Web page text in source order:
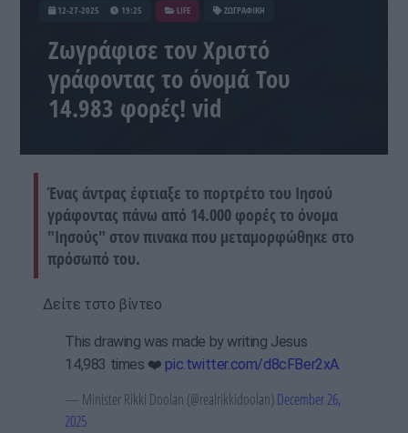
12-27-2025 19:25 LIFE ΖΩΓΡΑΦΙΚΗ
Ζωγράφισε τον Χριστό
γράφοντας το όνομά Του
14.983 φορές! vid
Ένας άντρας έφτιαξε το πορτρέτο του Ιησού
γράφοντας πάνω από 14.000 φορές το όνομα
"Ιησούς" στον πινακα που μεταμορφώθηκε στο
πρόσωπό του.
Δείτε τστο βίντεο
This drawing was made by writing Jesus
14,983 times ❤️ pic.twitter.com/d8cFBer2xA
— Minister Rikki Doolan (@realrikkidoolan)December 26,
2025